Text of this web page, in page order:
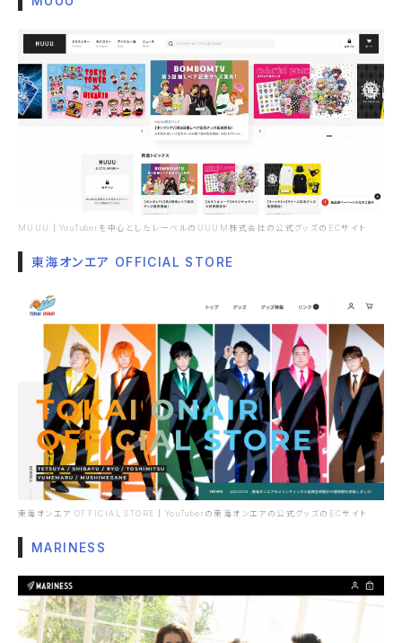
MUUU｜YouTuberを中心としたレーベルのUUUM株式会社の公式グッズのECサイト
東海オンエア OFFICIAL STORE
東海オンエア OFFICIAL STORE｜YouTuberの東海オンエアの公式グッズのECサイト
MARINESS